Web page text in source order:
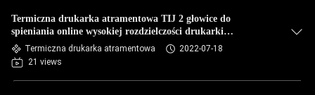
Termiczna drukarka atramentowa TIJ 2 głowice do
spieniania online wysokiej rozdzielczości drukarki
atramentowej
Termiczna drukarka atramentowa
2022-07-18
21 views